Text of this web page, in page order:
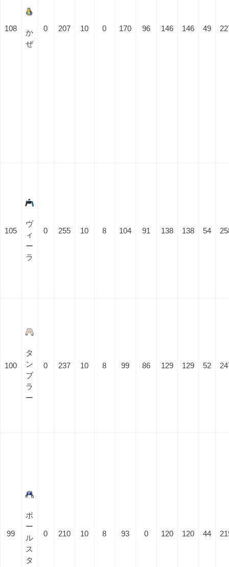
108
か
ぜ
0 207 10 0 170 96 146 146 49
105
ヴ
ィ
ー
ラ
0 255 10 8 104 91 138 138 54
100
タ
ン
ブ
ラ
ー
0 237 10 8 99 86 129 129 52
99
ポ
ー
ル
ス
タ
0 210 10 8 93 0 120 120 44